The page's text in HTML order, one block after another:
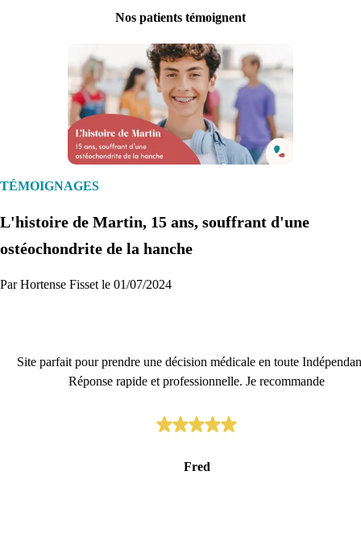
1. Inscription
Je commence
Nos patients témoignent
TÉMOIGNAGES
L'histoire de Martin, 15 ans, souffrant d'une
ostéochondrite de la hanche
Par Hortense Fisset le 01/07/2024
Site parfait pour prendre une décision médicale en toute
Réponse rapide et professionnelle. Je recommande
Fred